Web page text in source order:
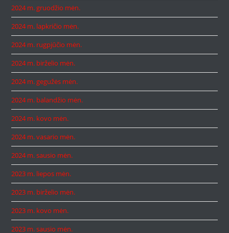
2024 m. gruodžio mėn.
2024 m. lapkričio mėn.
2024 m. rugpjūčio mėn.
2024 m. birželio mėn.
2024 m. gegužės mėn.
2024 m. balandžio mėn.
2024 m. kovo mėn.
2024 m. vasario mėn.
2024 m. sausio mėn.
2023 m. liepos mėn.
2023 m. birželio mėn.
2023 m. kovo mėn.
2023 m. sausio mėn.